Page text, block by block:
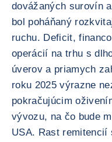
dovážaných surovín
bol poháňaný
ruchu. Deficit,
operácií na trhu s
úverov a priamych
roku 2025 výrazne
pokračujúcim
vývozu, na čo bude
USA. Rast remitencií